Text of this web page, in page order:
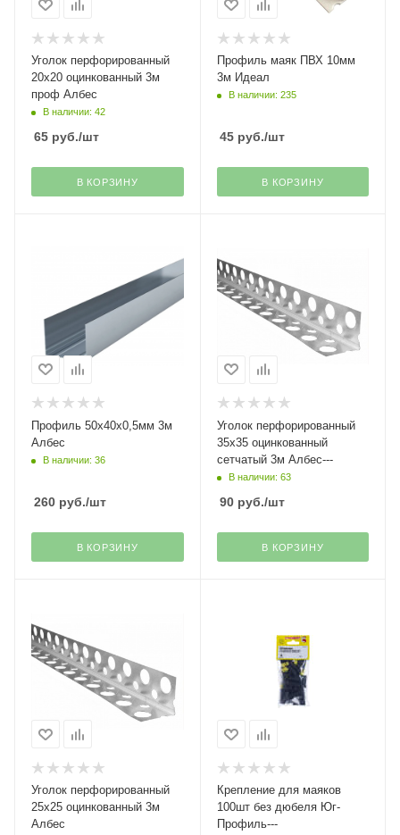
Уголок перфорированный
20х20 оцинкованный 3м
проф Албес
В наличии: 42
65 руб./шт
В КОРЗИНУ
Профиль маяк ПВХ 10мм
3м Идеал
В наличии: 235
45руб./шт
В КОРЗИНУ
Профиль 50х40х0,5мм 3м
Албес
В наличии: 36
260 руб./шт
В КОРЗИНУ
Уголок перфорированный
35х35 оцинкованный
сетчатый 3м Албес---
В наличии: 63
90руб./шт
В КОРЗИНУ
Уголок перфорированный
25х25 оцинкованный 3м
Албес
Крепление для маяков
100шт без дюбеля Юг-
Профиль---